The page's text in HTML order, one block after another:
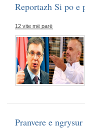
Reportazh Si po e
12 vite më parë
Pranvere e